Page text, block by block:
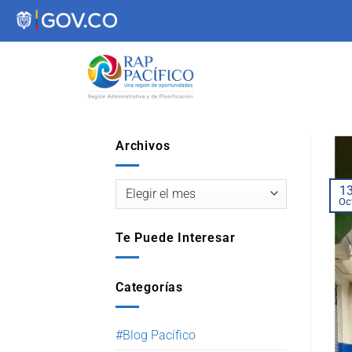
contenido
Archivos
Te Puede Interesar
Categorías
#Blog Pacífico